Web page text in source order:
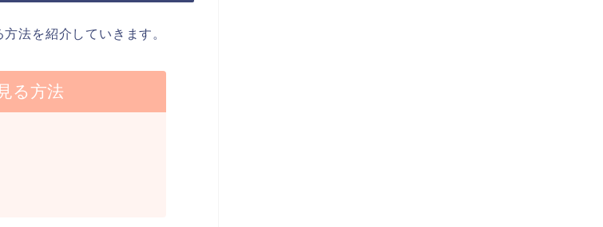
法を紹介していきます。
る方法